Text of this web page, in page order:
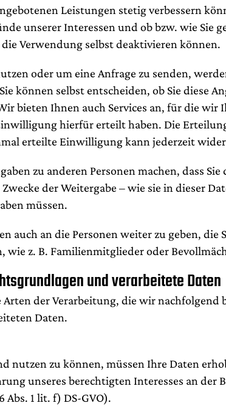
Leistungen stetig verbessern
unserer Interessen und ob bzw. wie Sie
Verwendung selbst deaktivieren können.
oder um eine Anfrage zu senden,
können selbst entscheiden, ob Sie diese
bieten Ihnen auch Services an, für die wir
hierfür erteilt haben. Die
erteilte Einwilligung kann jederzeit
zu anderen Personen machen, dass
der Weitergabe – wie sie in dieser
müssen.
auch an die Personen weiter zu geben, die
wie z. B. Familienmitglieder oder
und verarbeitete Daten
der Verarbeitung, die wir nachfolgend
Daten.
nutzen zu können, müssen Ihre Daten
unseres berechtigten Interesses an der
1 lit. f) DS-GVO).